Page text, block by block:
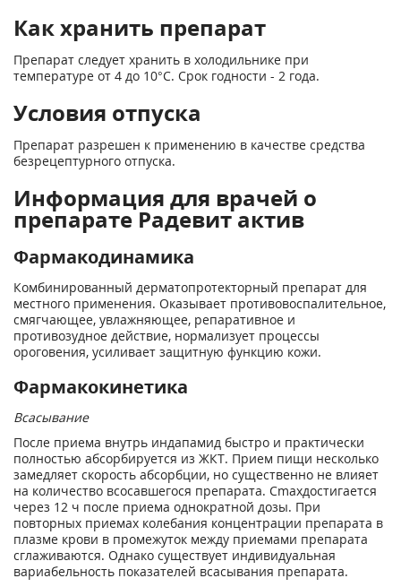
Как хранить препарат
Препарат следует хранить в холодильнике при
температуре от 4 до 10°C. Срок годности - 2 года.
Условия отпуска
Препарат разрешен к применению в качестве средства
безрецептурного отпуска.
Информация для врачей о
препарате Радевит актив
Фармакодинамика
Комбинированный дерматопротекторный препарат для
местного применения. Оказывает противовоспалительное,
смягчающее, увлажняющее, репаративное и
противозудное действие, нормализует процессы
ороговения, усиливает защитную функцию кожи.
Фармакокинетика
Всасывание
После приема внутрь индапамид быстро и практически
полностью абсорбируется из ЖКТ. Прием пищи несколько
замедляет скорость абсорбции, но существенно не влияет
на количество всосавшегося препарата. Cmaxдостигается
через 12 ч после приема однократной дозы. При
повторных приемах колебания концентрации препарата в
плазме крови в промежуток между приемами препарата
сглаживаются. Однако существует индивидуальная
вариабельность показателей всасывания препарата.